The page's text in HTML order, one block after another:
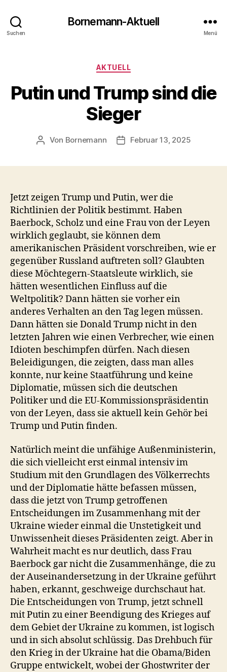
Suchen
Bornemann-Aktuell
Menü
Kategorien
AKTUELL
Putin und Trump sind die
Sieger
Beitragsautor
Von Bornemann Veröffentlichungsdatum
Februar 13, 2025
Jetzt zeigen Trump und Putin, wer die
Richtlinien der Politik bestimmt. Haben
Baerbock, Scholz und eine Frau von der Leyen
wirklich geglaubt, sie können dem
amerikanischen Präsident vorschreiben, wie er
gegenüber Russland auftreten soll? Glaubten
diese Möchtegern-Staatsleute wirklich, sie
hätten wesentlichen Einfluss auf die
Weltpolitik? Dann hätten sie vorher ein
anderes Verhalten an den Tag legen müssen.
Dann hätten sie Donald Trump nicht in den
letzten Jahren wie einen Verbrecher, wie einen
Idioten beschimpfen dürfen. Nach diesen
Beleidigungen, die zeigten, dass man alles
konnte, nur keine Staatführung und keine
Diplomatie, müssen sich die deutschen
Politiker und die EU-Kommissionspräsidentin
von der Leyen, dass sie aktuell kein Gehör bei
Trump und Putin finden.
Natürlich meint die unfähige Außenministerin,
die sich vielleicht erst einmal intensiv im
Studium mit den Grundlagen des Völkerrechts
und der Diplomatie hätte befassen müssen,
dass die jetzt von Trump getroffenen
Entscheidungen im Zusammenhang mit der
Ukraine wieder einmal die Unstetigkeit und
Unwissenheit dieses Präsidenten zeigt. Aber in
Wahrheit macht es nur deutlich, dass Frau
Baerbock gar nicht die Zusammenhänge, die zu
der Auseinandersetzung in der Ukraine geführt
haben, erkannt, geschweige durchschaut hat.
Die Entscheidungen von Trump, jetzt schnell
mit Putin zu einer Beendigung des Krieges auf
dem Gebiet der Ukraine zu kommen, ist logisch
und in sich absolut schlüssig. Das Drehbuch für
den Krieg in der Ukraine hat die Obama/Biden
Gruppe entwickelt, wobei der Ghostwriter der